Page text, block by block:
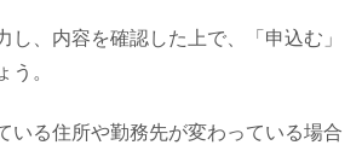
し、内容を確認した上で、「申込む」
う。
いる住所や勤務先が変わっている場合